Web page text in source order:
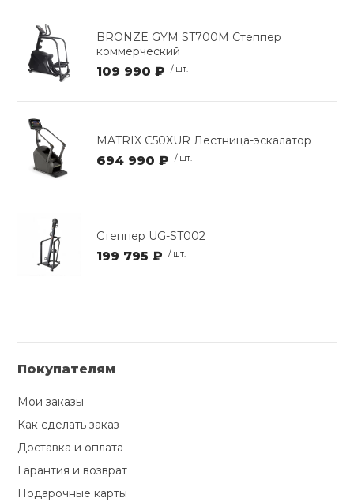
BRONZE GYM ST700M Степпер
коммерческий
109 990 ₽ / шт.
MATRIX C50XUR Лестница-эскалатор
694 990 ₽ / шт.
Степпер UG-ST002
199 795 ₽ / шт.
Покупателям
Мои заказы
Как сделать заказ
Доставка и оплата
Гарантия и возврат
Подарочные карты